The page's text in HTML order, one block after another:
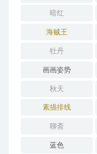
暗红
海贼王
牡丹
画画姿势
秋天
素描排线
聊斋
蓝色